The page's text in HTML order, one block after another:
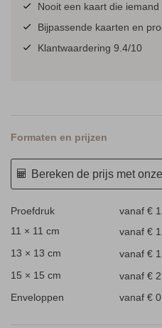
Nooit een kaart die
Bijpassende kaarten en
Klantwaardering 9.4/10
Formaten en prijzen
Bereken de prijs met
Proefdruk
vanaf €
11 × 11 cm
vanaf €
13 × 13 cm
vanaf €
15 × 15 cm
vanaf €
Enveloppen
vanaf €